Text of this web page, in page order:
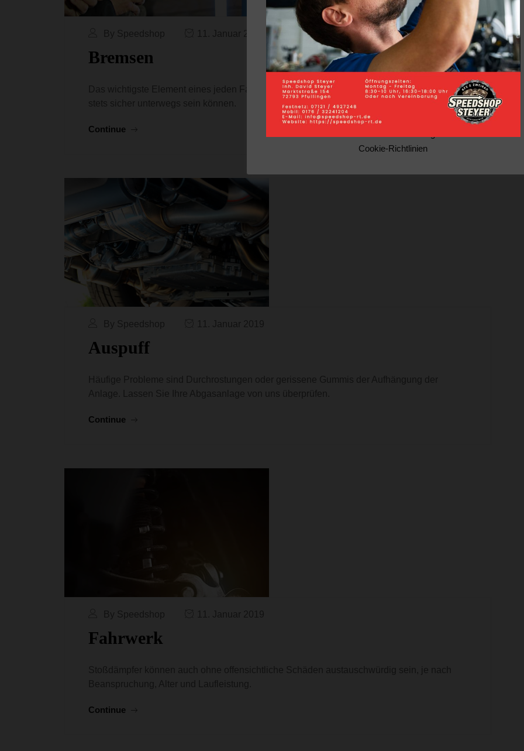
Bremsen
Das wichtigste Element eines jeden Fahrzeugs. Die Bremsanlage. Wir prüfen sie, damit Sie
Continue
Auspuff
Continue
Fahrwerk
Continue
Weitere Informationen zum Thema Cookies, finden Sie unter
den nachstehenden Links "Cookie-Richtlinien" und
"Datenschutzerklärung"
Alle ablehnen Vorauswahl akzeptieren Alle akzeptieren
Cookie Einstellungen
Impressum
Cookie-Richtlinien